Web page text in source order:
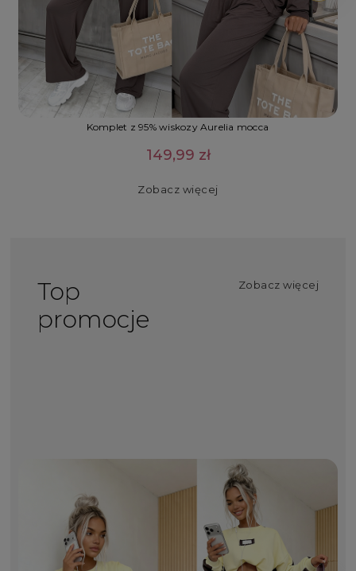
Komplet z 95% wiskozy Aurelia mocca
149,99 zł
Zobacz więcej
Top
promocje
Zobacz więcej